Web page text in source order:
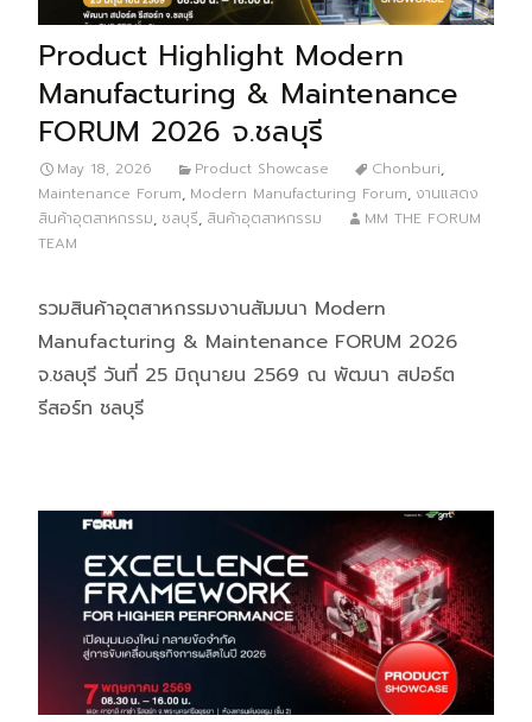
Product Highlight Modern
Manufacturing & Maintenance
FORUM 2026 จ.ชลบุรี
May 18, 2026 Product Showcase Chonburi,
Maintenance Forum, Modern Manufacturing Forum, งานแสดง
สินค้าอุตสาหกรรม, ชลบุรี, สินค้าอุตสาหกรรม
MM THE FORUM
TEAM
รวมสินค้าอุตสาหกรรมงานสัมมนา Modern
Manufacturing & Maintenance FORUM 2026
จ.ชลบุรี วันที่ 25 มิถุนายน 2569 ณ พัฒนา สปอร์ต
รีสอร์ท ชลบุรี